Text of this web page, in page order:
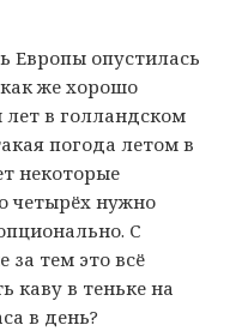
Европы опустилась
же хорошо
лет в голландском
погода летом в
некоторые
четырёх нужно
С
за тем это всё
каву в теньке на
в день?